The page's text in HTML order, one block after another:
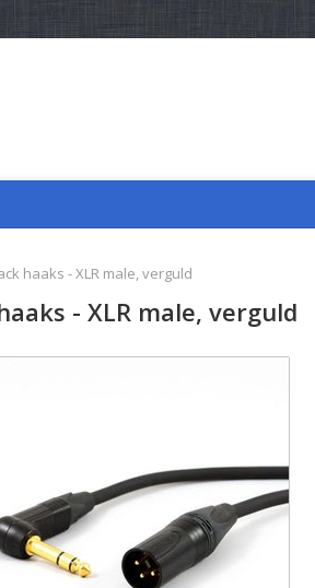
haaks - XLR male, verguld
- XLR male, verguld